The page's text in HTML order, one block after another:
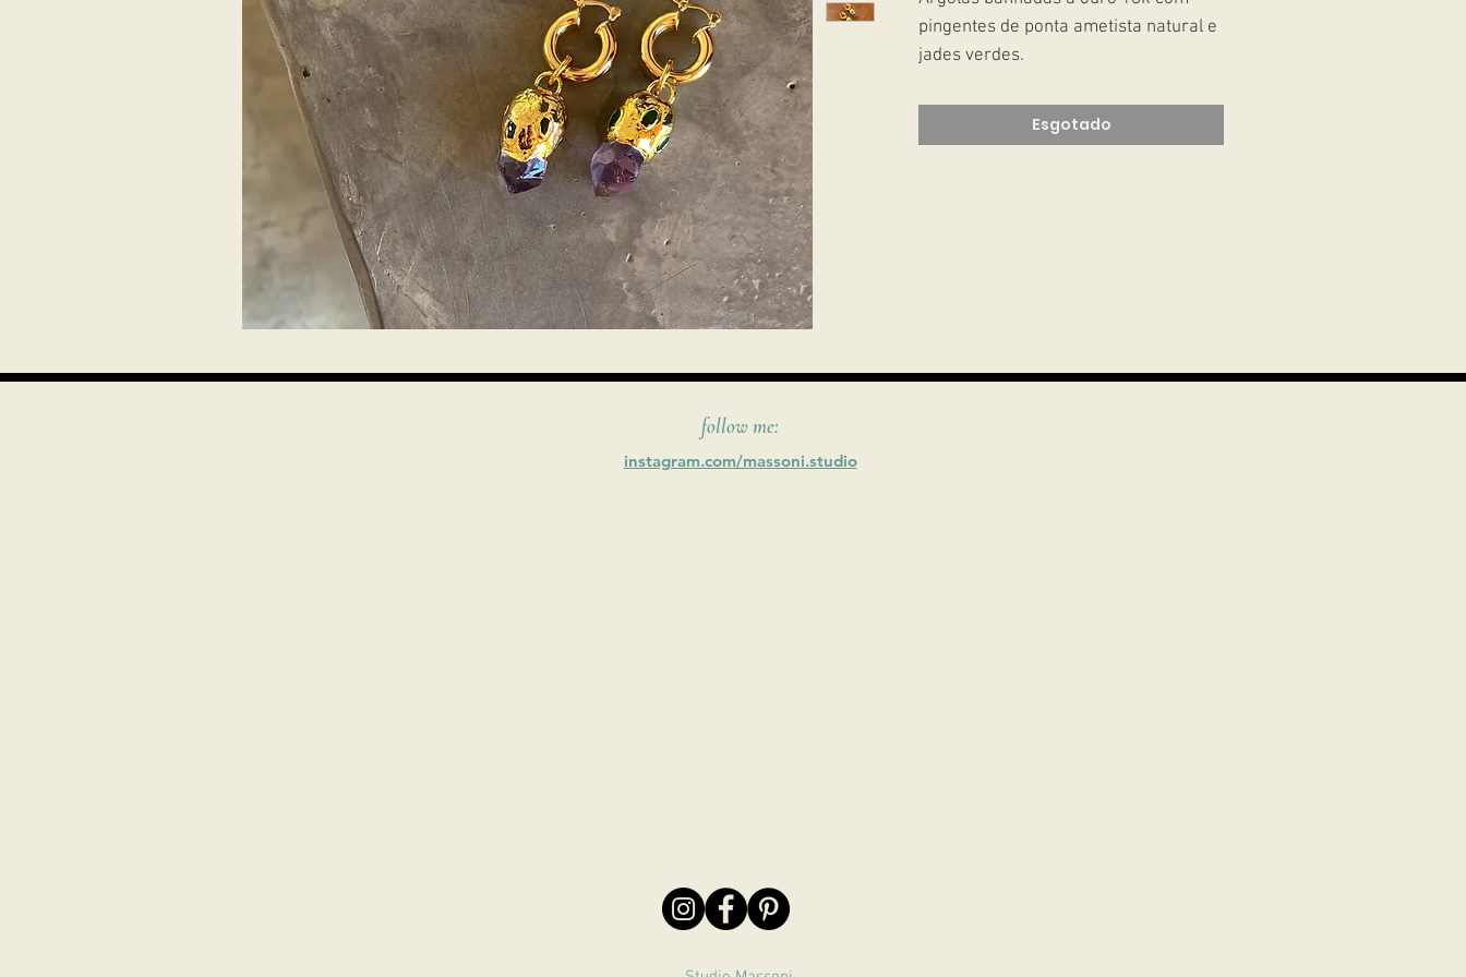
pingentes de ponta ametista natural e
jades verdes.
Esgotado
follow me:
instagram.com/massoni.studio